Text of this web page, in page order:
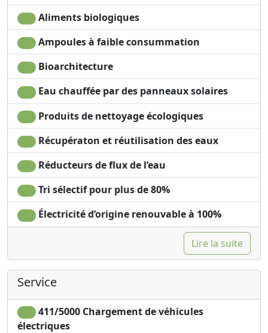
Aliments biologiques
Ampoules à faible consummation
Bioarchitecture
Eau chauffée par des panneaux solaires
Produits de nettoyage écologiques
Récupératon et réutilisation des eaux
Réducteurs de flux de l’eau
Tri sélectif pour plus de 80%
Électricité d’origine renouvable à 100%
Lire la suite
Service
411/5000 Chargement de véhicules
électriques